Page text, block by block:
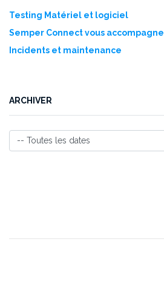
Testing Matériel et logiciel
Semper Connect vous accompagne
Incidents et maintenance
ARCHIVER